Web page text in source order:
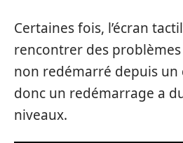
Certaines fois, l’écran
rencontrer des
non redémarré depuis un
donc un redémarrage a
niveaux.